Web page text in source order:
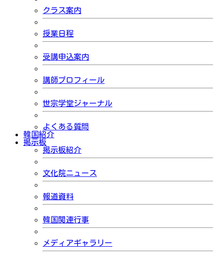
クラス案内
授業日程
受講申込案内
講師プロフィール
世宗学堂ジャーナル
よくある質問
韓国紹介
掲示板
掲示板紹介
文化院ニュース
報道資料
韓国関連行事
メディアギャラリー